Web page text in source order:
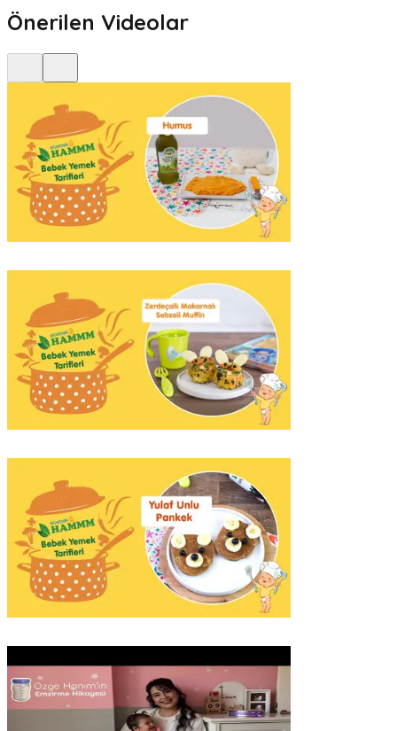
Önerilen Videolar